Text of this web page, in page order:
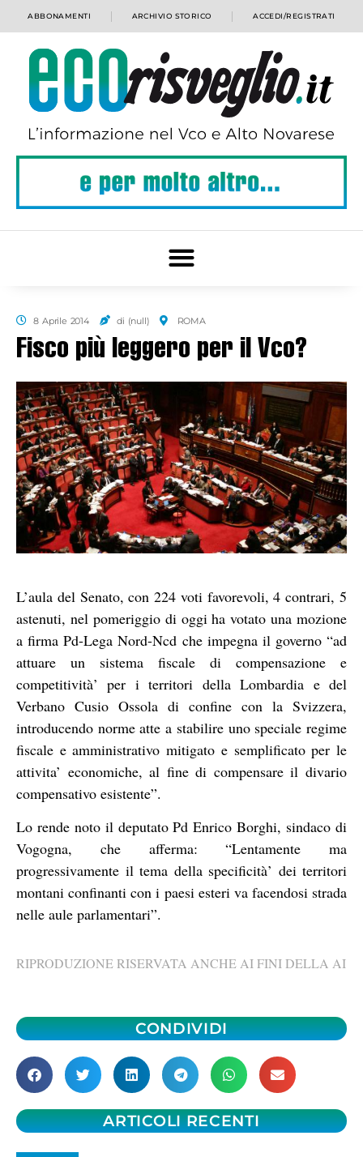
ABBONAMENTI ARCHIVIO STORICO ACCEDI/REGISTRATI
8 Aprile 2014 di (null) ROMA
Fisco più leggero per il Vco?
L’aula del Senato, con 224 voti favorevoli, 4 contrari, 5
astenuti, nel pomeriggio di oggi ha votato una mozione
a firma Pd-Lega Nord-Ncd che impegna il governo “ad
attuare un sistema fiscale di compensazione e
competitività’ per i territori della Lombardia e del
Verbano Cusio Ossola di confine con la Svizzera,
introducendo norme atte a stabilire uno speciale regime
fiscale e amministrativo mitigato e semplificato per le
attivita’ economiche, al fine di compensare il divario
compensativo esistente”.
Lo rende noto il deputato Pd Enrico Borghi, sindaco di
Vogogna, che afferma: “Lentamente ma
progressivamente il tema della specificità’ dei territori
montani confinanti con i paesi esteri va facendosi strada
nelle aule parlamentari”.
RIPRODUZIONE RISERVATA ANCHE AI FINI DELLA AI
CONDIVIDI
ARTICOLI RECENTI